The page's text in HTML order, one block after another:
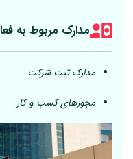
مدارک مربوط به
مدارک ثبت شرکت
مجوزهای کسب و کار